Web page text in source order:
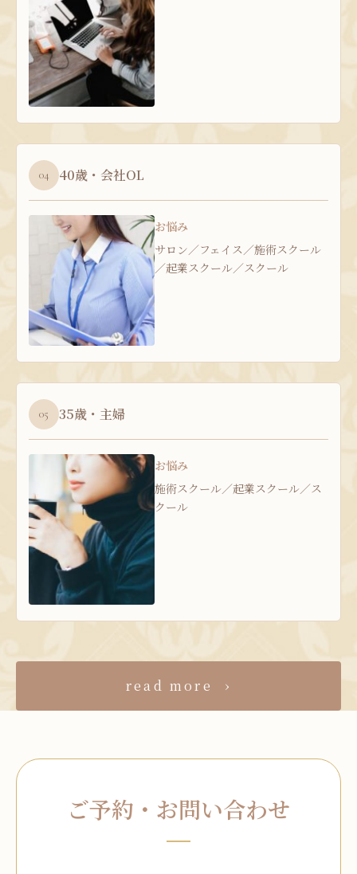
04 40歳・会社OL
お悩み
サロン／フェイス／施術スクール
／起業スクール／スクール
05 35歳・主婦
お悩み
施術スクール／起業スクール／ス
クール
read more
ご予約・お問い合わせ